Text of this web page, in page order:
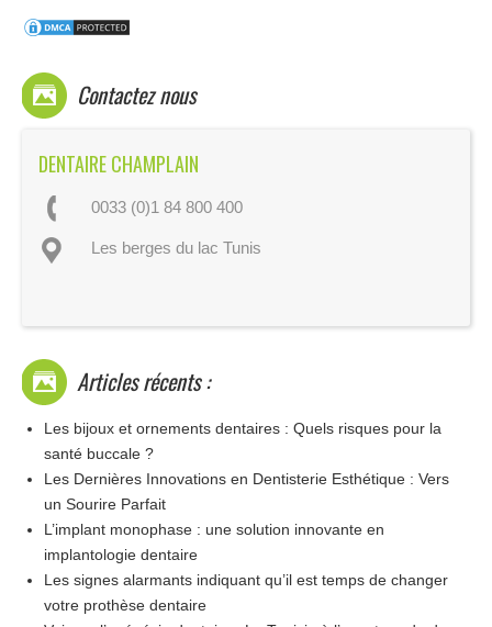
Contactez nous
DENTAIRE CHAMPLAIN
0033 (0)1 84 800 400
Les berges du lac Tunis
Articles récents :
Les bijoux et ornements dentaires : Quels risques pour la
santé buccale ?
Les Dernières Innovations en Dentisterie Esthétique : Vers
un Sourire Parfait
L’implant monophase : une solution innovante en
implantologie dentaire
Les signes alarmants indiquant qu’il est temps de changer
votre prothèse dentaire